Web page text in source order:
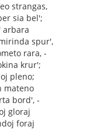
strangas,
sia bel';
arbara
spur',
rara, -
krur';
pleno;
mateno
bord', -
gloraj
foraj